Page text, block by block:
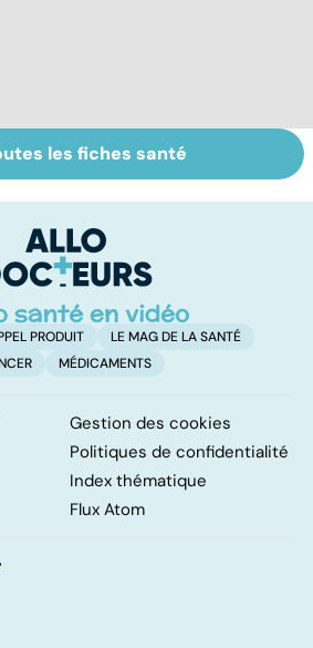
Le magnésium,
un oligo-élément
les fiches santé
PRODUIT
LE MAG DE LA SANTÉ
MÉDICAMENTS
Gestion des cookies
Politiques de confidentialité
Index thématique
Flux Atom